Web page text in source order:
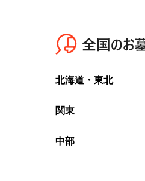
北海道・東北
関東
中部